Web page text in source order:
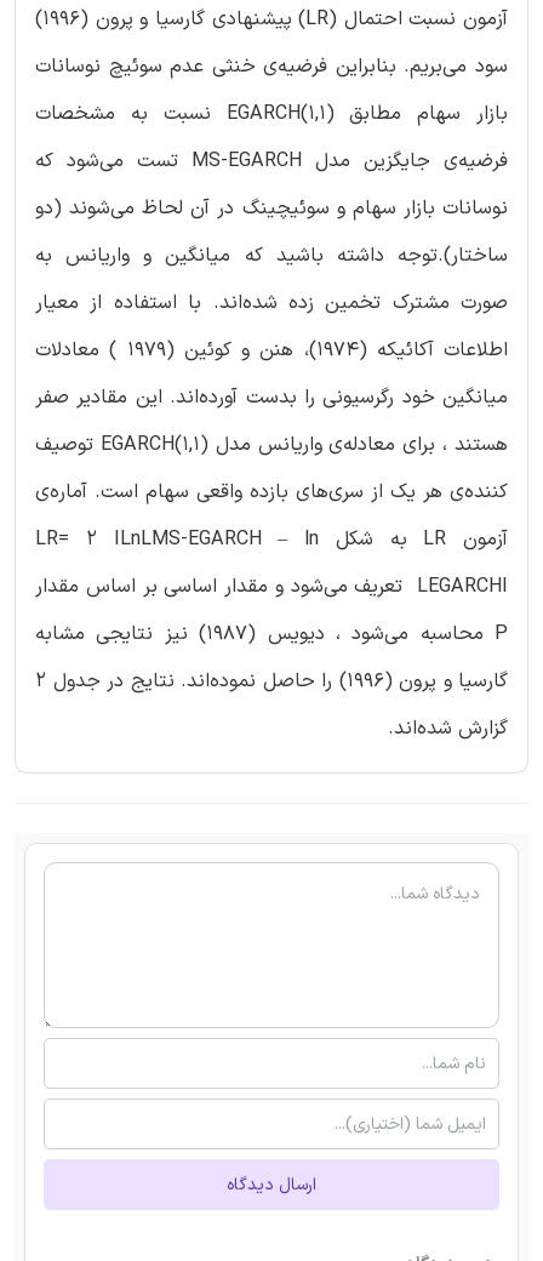
آزمون نسبت احتمال (LR) پیشنهادی گارسیا و پرون (1996)
سود می‌بریم. بنابراین فرضیه‌ی خنثی عدم سوئیچ نوسانات
بازار سهام مطابق EGARCH(1,1) نسبت به مشخصات
فرضیه‌ی جایگزین مدل MS-EGARCH تست می‌شود که
نوسانات بازار سهام و سوئیچینگ در آن لحاظ می‌شوند (دو
ساختار).توجه داشته باشید که میانگین و واریانس به
صورت مشترک تخمین زده شده‌اند. با استفاده از معیار
اطلاعات آکائیکه (1974)، هنن و کوئین (1979 ) معادلات
میانگین خود رگرسیونی را بدست آورده‌اند. این مقادیر صفر
هستند ، برای معادله‌ی واریانس مدل EGARCH(1,1) توصیف
کننده‌ی هر یک از سری‌های بازده واقعی سهام است. آماره‌ی
آزمون LR به شکل LR= 2 ILnLMS-EGARCH – ln
LEGARCHI تعریف می‌شود و مقدار اساسی بر اساس مقدار
P محاسبه می‌شود ، دیویس (1987) نیز نتایجی مشابه
گارسیا و پرون (1996) را حاصل نموده‌اند. نتایج در جدول 2
گزارش شده‌اند.
ارسال دیدگاه